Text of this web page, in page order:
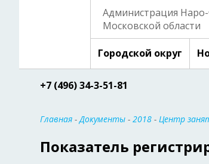
Администрация
Московской области
Городской округ
+7 (496) 34-3-51-81
Главная -Документы - 2018 - Центр
Показатель